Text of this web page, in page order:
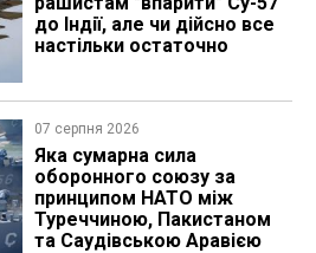
до Індії, але чи дійсно все
настільки остаточно
07 серпня 2026
Яка сумарна сила
оборонного союзу за
принципом НАТО між
Туреччиною, Пакистаном
та Саудівською Аравією